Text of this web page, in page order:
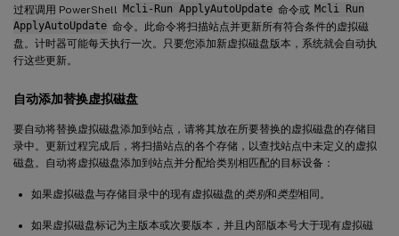
过程调用 PowerShell
Mcli-Run ApplyAutoUpdate 命令或 Mcli Run
ApplyAutoUpdate 命令。此命令将扫描站点并更新所有符合条件的虚拟磁
盘。计时器可能每天执行一次。只要您添加新虚拟磁盘版本，系统就会自动执
行这些更新。
自动添加替换虚拟磁盘
要自动将替换虚拟磁盘添加到站点，请将其放在所要替换的虚拟磁盘的存储目
录中。更新过程完成后，将扫描站点的各个存储，以查找站点中未定义的虚拟
磁盘。自动将虚拟磁盘添加到站点并分配给类别相匹配的目标设备：
如果虚拟磁盘与存储目录中的现有虚拟磁盘的类别和类型相同。
如果虚拟磁盘标记为主版本或次要版本，并且内部版本号大于现有虚拟磁